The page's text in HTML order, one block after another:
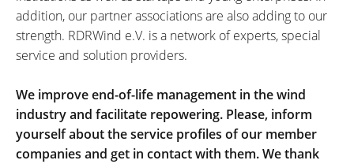
addition, our partner associations are also adding to our
strength. RDRWind e.V. is a network of experts, special
service and solution providers.
We improve end-of-life management in the wind
industry and facilitate repowering. Please, inform
yourself about the service profiles of our member
companies and get in contact with them. We thank